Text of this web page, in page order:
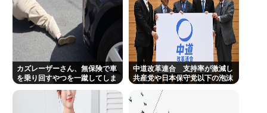
カズレーザーさん、無保険で車
を乗り回すやつを一蹴してしま
中道改革連合 支持率が激減し
共産党や日本保守党以下の泡沫